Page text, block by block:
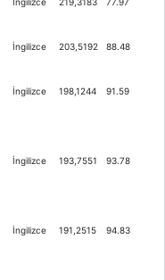
İngilizce 203,5192 88.48
İngilizce 198,1244 91.59
İngilizce 193,7551 93.78
İngilizce 191,2515 94.83